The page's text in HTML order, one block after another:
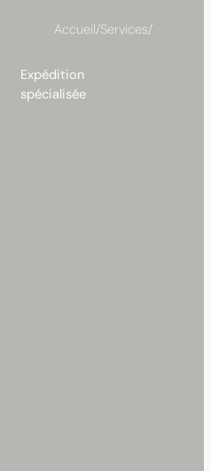
Accueil/Services/
Expédition
spécialisée